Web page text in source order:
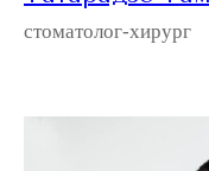
стоматолог-хирург